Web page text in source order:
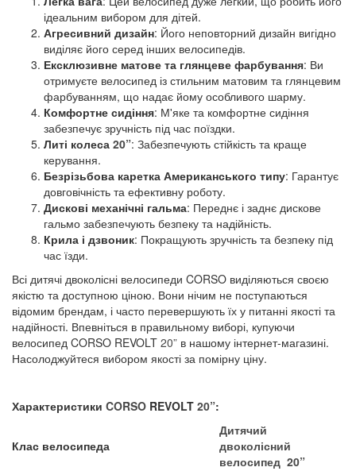
ідеальним вибором для дітей.
Агресивний дизайн: Його неповторний дизайн вигідно
виділяє його серед інших велосипедів.
Ексклюзивне матове та глянцеве фарбування: Ви
отримуєте велосипед із стильним матовим та глянцевим
фарбуванням, що надає йому особливого шарму.
Комфортне сидіння: М'яке та комфортне сидіння
забезпечує зручність під час поїздки.
Литі колеса 20”: Забезпечують стійкість та краще
керування.
Безрізьбова каретка Американського типу: Гарантує
довговічність та ефективну роботу.
Дискові механічні гальма: Переднє і заднє дискове
гальмо забезпечують безпеку та надійність.
Крила і дзвоник: Покращують зручність та безпеку під
час їзди.
Всі дитячі двоколісні велосипеди CORSO виділяються своєю
якістю та доступною ціною. Вони нічим не поступаються
відомим брендам, і часто перевершують їх у питанні якості та
надійності. Впевніться в правильному виборі, купуючи
велосипед CORSO REVOLT 20” в нашому інтернет-магазині.
Насолоджуйтеся вибором якості за помірну ціну.
Характеристики CORSO REVOLT 20”:
Клас велосипеда
Дитячий
двоколісний
велосипед 20”